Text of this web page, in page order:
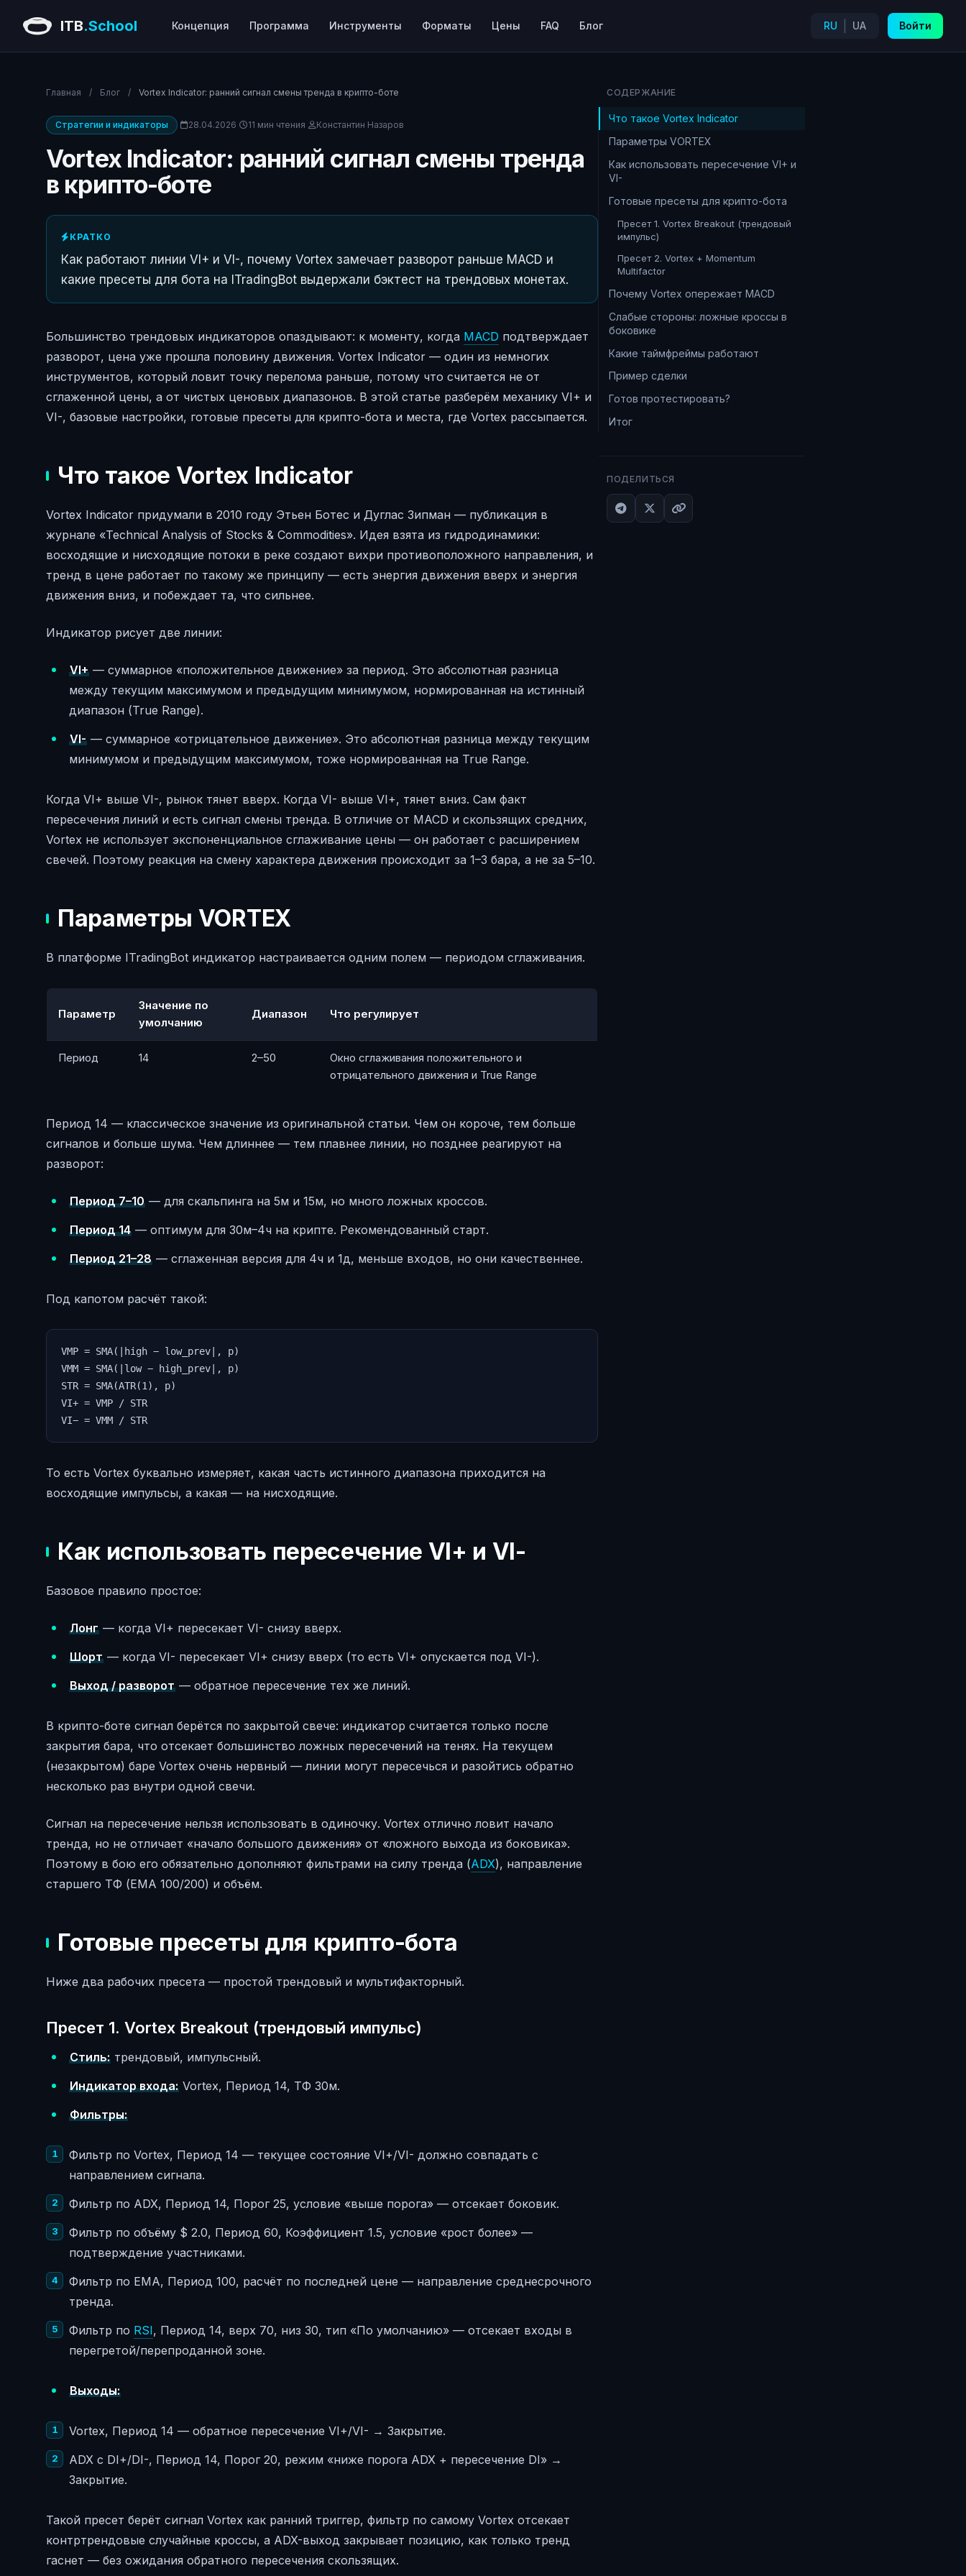
ITB.School Концепция Программа Инструменты Форматы Цены FAQ Блог RU UA Войти
Главная / Блог / Vortex Indicator: ранний сигнал смены тренда в крипто-боте
Стратегии и индикаторы 28.04.2026 11 мин чтения Константин Назаров
Vortex Indicator: ранний сигнал смены тренда
в крипто-боте
КРАТКО
Как работают линии VI+ и VI-, почему Vortex замечает разворот раньше MACD и
какие пресеты для бота на ITradingBot выдержали бэктест на трендовых монетах.
Большинство трендовых индикаторов опаздывают: к моменту, когда MACD подтверждает
разворот, цена уже прошла половину движения. Vortex Indicator — один из немногих
инструментов, который ловит точку перелома раньше, потому что считается не от
сглаженной цены, а от чистых ценовых диапазонов. В этой статье разберём механику VI+ и
VI-, базовые настройки, готовые пресеты для крипто-бота и места, где Vortex рассыпается.
Что такое Vortex Indicator
Vortex Indicator придумали в 2010 году Этьен Ботес и Дуглас Зипман — публикация в
журнале «Technical Analysis of Stocks & Commodities». Идея взята из гидродинамики:
восходящие и нисходящие потоки в реке создают вихри противоположного направления, и
тренд в цене работает по такому же принципу — есть энергия движения вверх и энергия
движения вниз, и побеждает та, что сильнее.
Индикатор рисует две линии:
VI+— суммарное «положительное движение» за период. Это абсолютная разница
между текущим максимумом и предыдущим минимумом, нормированная на истинный
диапазон (True Range).
VI-— суммарное «отрицательное движение». Это абсолютная разница между текущим
минимумом и предыдущим максимумом, тоже нормированная на True Range.
Когда VI+ выше VI-, рынок тянет вверх. Когда VI- выше VI+, тянет вниз. Сам факт
пересечения линий и есть сигнал смены тренда. В отличие от MACD и скользящих средних,
Vortex не использует экспоненциальное сглаживание цены — он работает с расширением
свечей. Поэтому реакция на смену характера движения происходит за 1–3 бара, а не за 5–10.
Параметры VORTEX
В платформе ITradingBot индикатор настраивается одним полем — периодом сглаживания.
Параметр
Значение по
умолчанию
Диапазон Что регулирует
Период 14 2–50
Окно сглаживания положительного и
отрицательного движения и True Range
Период 14 — классическое значение из оригинальной статьи. Чем он короче, тем больше
сигналов и больше шума. Чем длиннее — тем плавнее линии, но позднее реагируют на
разворот:
Период 7–10— для скальпинга на 5м и 15м, но много ложных кроссов.
Период 14— оптимум для 30м–4ч на крипте. Рекомендованный старт.
Период 21–28— сглаженная версия для 4ч и 1д, меньше входов, но они качественнее.
Под капотом расчёт такой:
VMP = SMA(|high − low_prev|, p)
VMM = SMA(|low − high_prev|, p)
STR = SMA(ATR(1), p)
VI+ = VMP / STR
VI− = VMM / STR
То есть Vortex буквально измеряет, какая часть истинного диапазона приходится на
восходящие импульсы, а какая — на нисходящие.
Как использовать пересечение VI+ и VI-
Базовое правило простое:
Лонг— когда VI+ пересекает VI- снизу вверх.
Шорт— когда VI- пересекает VI+ снизу вверх (то есть VI+ опускается под VI-).
Выход / разворот— обратное пересечение тех же линий.
В крипто-боте сигнал берётся по закрытой свече: индикатор считается только после
закрытия бара, что отсекает большинство ложных пересечений на тенях. На текущем
(незакрытом) баре Vortex очень нервный — линии могут пересечься и разойтись обратно
несколько раз внутри одной свечи.
Сигнал на пересечение нельзя использовать в одиночку. Vortex отлично ловит начало
тренда, но не отличает «начало большого движения» от «ложного выхода из боковика».
Поэтому в бою его обязательно дополняют фильтрами на силу тренда (ADX), направление
старшего ТФ (EMA 100/200) и объём.
Готовые пресеты для крипто-бота
Ниже два рабочих пресета — простой трендовый и мультифакторный.
Пресет 1. Vortex Breakout (трендовый импульс)
Стиль:трендовый, импульсный.
Индикатор входа:Vortex, Период 14, ТФ 30м.
Фильтры:
Фильтр по Vortex, Период 14 — текущее состояние VI+/VI- должно совпадать с
направлением сигнала.
Фильтр по ADX, Период 14, Порог 25, условие «выше порога» — отсекает боковик.
Фильтр по объёму $ 2.0, Период 60, Коэффициент 1.5, условие «рост более» —
подтверждение участниками.
Фильтр по EMA, Период 100, расчёт по последней цене — направление среднесрочного
тренда.
Фильтр по RSI, Период 14, верх 70, низ 30, тип «По умолчанию» — отсекает входы в
перегретой/перепроданной зоне.
Выходы:
Vortex, Период 14 — обратное пересечение VI+/VI- → Закрытие.
ADX с DI+/DI-, Период 14, Порог 20, режим «ниже порога ADX + пересечение DI» →
Закрытие.
Такой пресет берёт сигнал Vortex как ранний триггер, фильтр по самому Vortex отсекает
контртрендовые случайные кроссы, а ADX-выход закрывает позицию, как только тренд
гаснет — без ожидания обратного пересечения скользящих.
СОДЕРЖАНИЕ
Что такое Vortex Indicator
Параметры VORTEX
Как использовать пересечение VI+ и
VI-
Готовые пресеты для крипто-бота
Пресет 1. Vortex Breakout (трендовый
импульс)
Пресет 2. Vortex + Momentum
Multifactor
Почему Vortex опережает MACD
Слабые стороны: ложные кроссы в
боковике
Какие таймфреймы работают
Пример сделки
Готов протестировать?
Итог
ПОДЕЛИТЬСЯ